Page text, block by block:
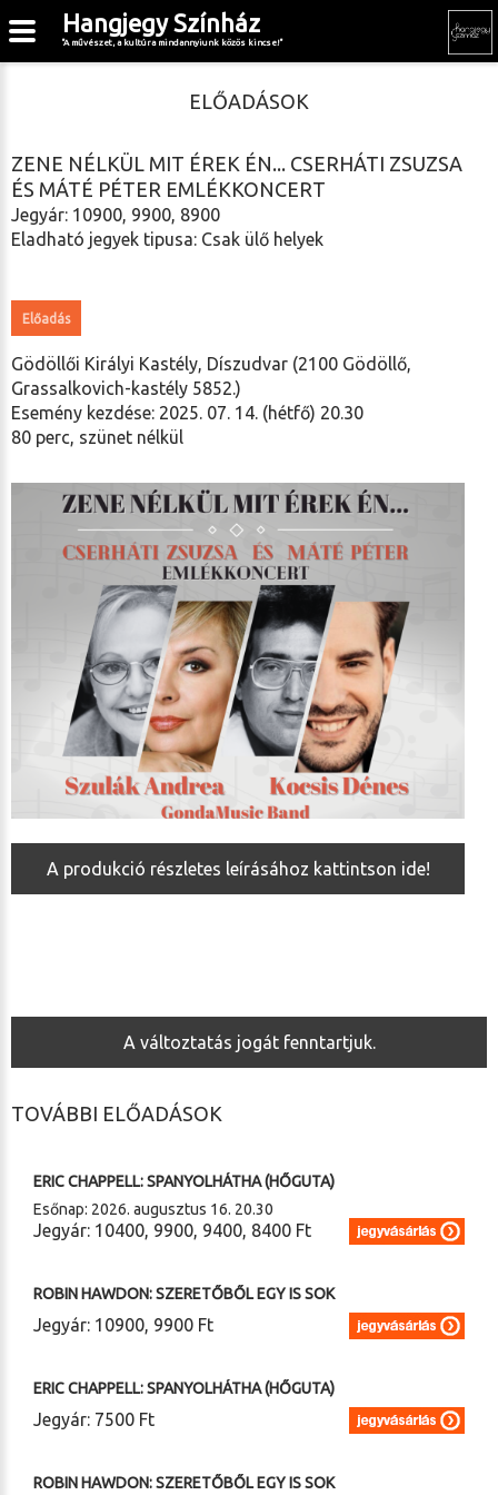
ELŐADÁSOK
ZENE NÉLKÜL MIT ÉREK ÉN... CSERHÁTI ZSUZSA
ÉS MÁTÉ PÉTER EMLÉKKONCERT
Jegyár: 10900, 9900, 8900
Eladható jegyek tipusa: Csak ülő helyek
Előadás
Gödöllői Királyi Kastély, Díszudvar (2100 Gödöllő,
Grassalkovich-kastély 5852.)
Esemény kezdése: 2025. 07. 14. (hétfő) 20.30
80 perc, szünet nélkül
A produkció részletes leírásához kattintson ide!
A változtatás jogát fenntartjuk.
TOVÁBBI ELŐADÁSOK
ERIC CHAPPELL: SPANYOLHÁTHA (HŐGUTA)
Esőnap: 2026. augusztus 16. 20.30
Jegyár: 10400, 9900, 9400, 8400 Ft
ROBIN HAWDON: SZERETŐBŐL EGY IS SOK
Jegyár: 10900, 9900 Ft
ERIC CHAPPELL: SPANYOLHÁTHA (HŐGUTA)
Jegyár: 7500 Ft
ROBIN HAWDON: SZERETŐBŐL EGY IS SOK
Hangjegy Színház
"A művészet, a kultúra mindannyiunk közös kincse!"